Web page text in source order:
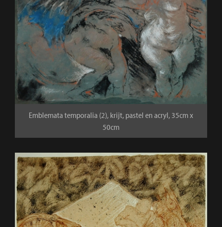
Emblemata temporalia (2), krijt, pastel en acryl, 35cm x
50cm